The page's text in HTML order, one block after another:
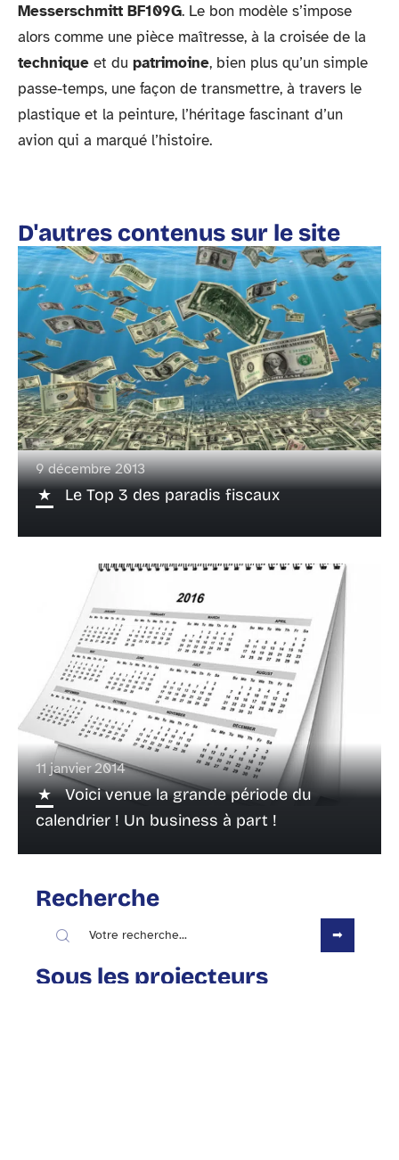
Messerschmitt BF109G. Le bon modèle s’impose
alors comme une pièce maîtresse, à la croisée de la
technique et du patrimoine, bien plus qu’un simple
passe-temps, une façon de transmettre, à travers le
plastique et la peinture, l’héritage fascinant d’un
avion qui a marqué l’histoire.
D'autres contenus sur le site
9 décembre 2013
Le Top 3 des paradis fiscaux
11 janvier 2014
Voici venue la grande période du
calendrier ! Un business à part !
Recherche
Sous les projecteurs